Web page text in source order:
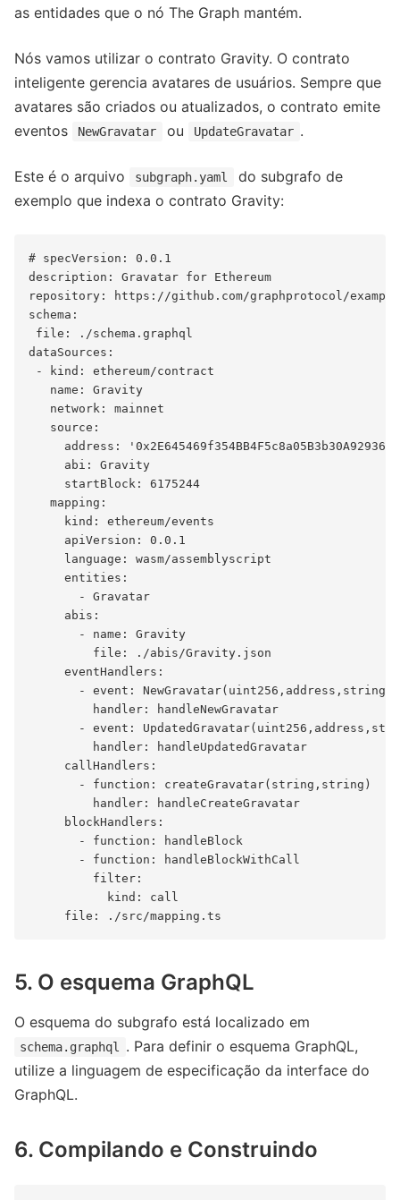
as entidades que o nó The Graph mantém.
Nós vamos utilizar o contrato Gravity. O contrato
inteligente gerencia avatares de usuários. Sempre que
avatares são criados ou atualizados, o contrato emite
eventos
NewGravatar ou UpdateGravatar .
Este é o arquivo subgraph.yaml
do subgrafo de
exemplo que indexa o contrato Gravity:
# specVersion: 0.0.1
description: Gravatar for Ethereum
repository: https://github.com/graphprotocol/
schema:
file: ./schema.graphql
dataSources:
- kind: ethereum/contract
   name: Gravity
   network: mainnet
   source:
address:
     abi: Gravity
     startBlock: 6175244
   mapping:
     kind: ethereum/events
     apiVersion: 0.0.1
     language: wasm/assemblyscript
     entities:
       - Gravatar
     abis:
       - name: Gravity
         file: ./abis/Gravity.json
     eventHandlers:
- event:
         handler: handleNewGravatar
- event:
         handler: handleUpdatedGravatar
     callHandlers:
       - function: createGravatar(string,string)
         handler: handleCreateGravatar
     blockHandlers:
       - function: handleBlock
       - function: handleBlockWithCall
         filter:
           kind: call
5. O esquema GraphQL
O esquema do subgrafo está localizado em
schema.graphql
. Para definir o esquema GraphQL,
utilize a linguagem de especificação da interface do
GraphQL.
6. Compilando e Construindo